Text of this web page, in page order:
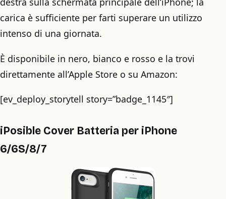
carica è sufficiente per farti superare un utilizzo
intenso di una giornata.
È disponibile in nero, bianco e rosso e la trovi ​​
direttamente all’Apple Store o su Amazon:
[ev_deploy_storytell story=”badge_1145″]
iPosible Cover Batteria per iPhone
6/6S/8/7